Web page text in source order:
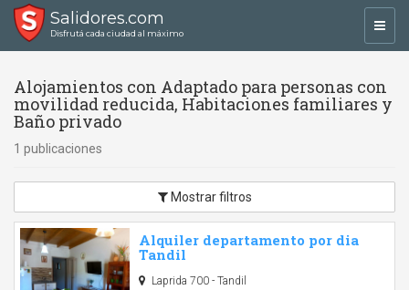
Salidores.com
Disfrutá cada ciudad al máximo
Alojamientos con Adaptado para personas con
movilidad reducida, Habitaciones familiares y
Baño privado
1 publicaciones
Mostrar filtros
Alquiler departamento por dia
Tandil
Laprida 700 - Tandil